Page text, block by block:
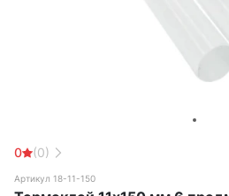
0 (0)
Артикул 18-11-150